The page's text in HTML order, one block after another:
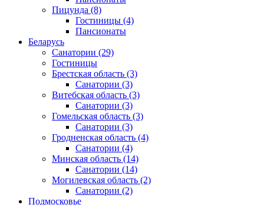
Пицунда (8)
Гостиницы (4)
Пансионаты
Беларусь
Санатории (29)
Гостиницы
Брестская область (3)
Санатории (3)
Витебская область (3)
Санатории (3)
Гомельская область (3)
Санатории (3)
Гродненская область (4)
Санатории (4)
Минская область (14)
Санатории (14)
Могилевская область (2)
Санатории (2)
Подмосковье